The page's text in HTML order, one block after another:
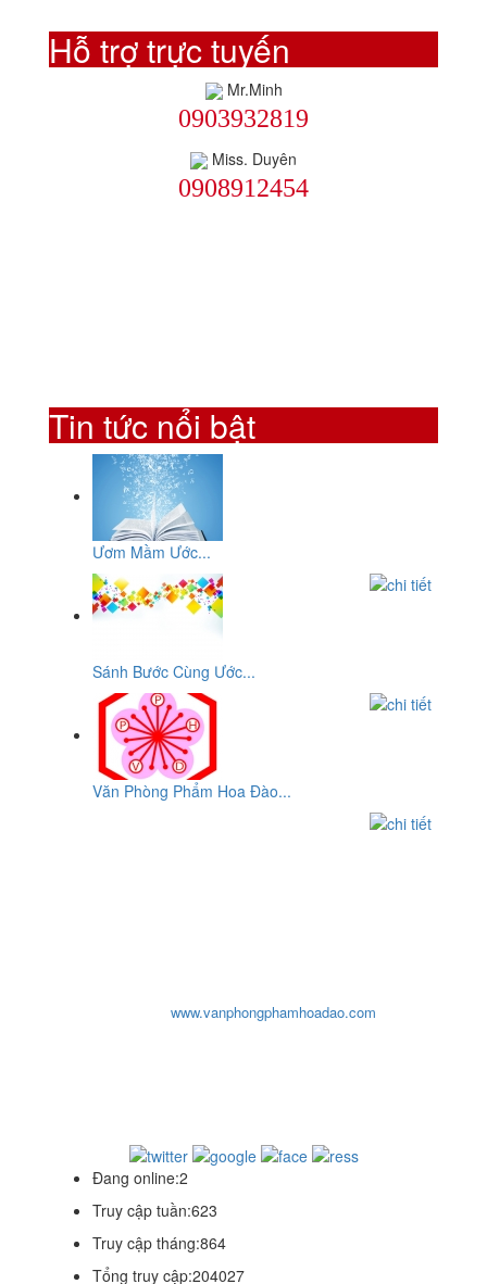
Hỗ trợ trực tuyến
Mr.Minh
0903932819
Miss. Duyên
0908912454
Tin tức nổi bật
Ươm Mầm Ước...
Sánh Bước Cùng Ước...
Văn Phòng Phẩm Hoa Đào...
www.vanphongphamhoadao.com
Đang online:2
Truy cập tuần:623
Truy cập tháng:864
Tổng truy cập:204027